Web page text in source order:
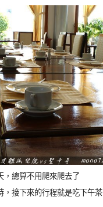
，總算不用爬來爬去了
，接下來的行程就是吃下午茶